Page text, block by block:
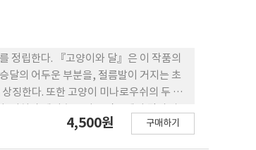
정립한다. 『고양이와 달』은 이 작품의
달의 어두운 부분을, 절름발이 거지는 초
징한다. 또한 고양이 미나로우쉬의 두 눈
미치고 있는 점성술을 노래하고 있다.
4,500원 구매하기